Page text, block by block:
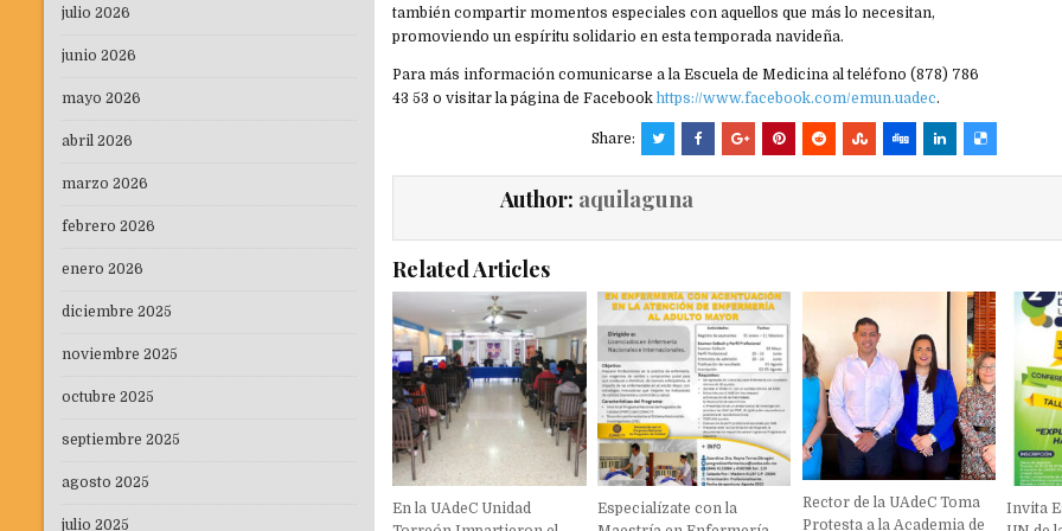
también compartir momentos especiales con aquellos que más lo necesitan,
promoviendo un espíritu solidario en esta temporada navideña.
Para más información comunicarse a la Escuela de Medicina al teléfono (878) 786
43 53 o visitar la página de Facebookhttps://www.facebook.com/emun.uadec.
Share:
Author: aquilaguna
Related Articles
En la UAdeC Unidad
Especialízate con la
Rector de la UAdeC Toma
Protesta a la Academia de
Invita
julio 2026
junio 2026
mayo 2026
abril 2026
marzo 2026
febrero 2026
enero 2026
diciembre 2025
noviembre 2025
octubre 2025
septiembre 2025
agosto 2025
julio 2025